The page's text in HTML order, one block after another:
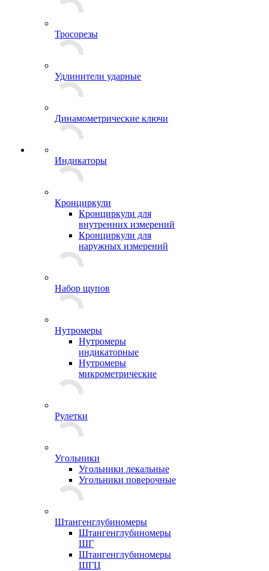
Тросорезы
Удлинители ударные
Динамометрические ключи
Индикаторы
Кронциркули
Кронциркули для
внутренних измерений
Кронциркули для
наружных измерений
Набор щупов
Нутромеры
Нутромеры
индикаторные
Нутромеры
микрометрические
Рулетки
Угольники
Угольники лекальные
Угольники поверочные
Штангенглубиномеры
Штангенглубиномеры
ШГ
Штангенглубиномеры
ШГЦ